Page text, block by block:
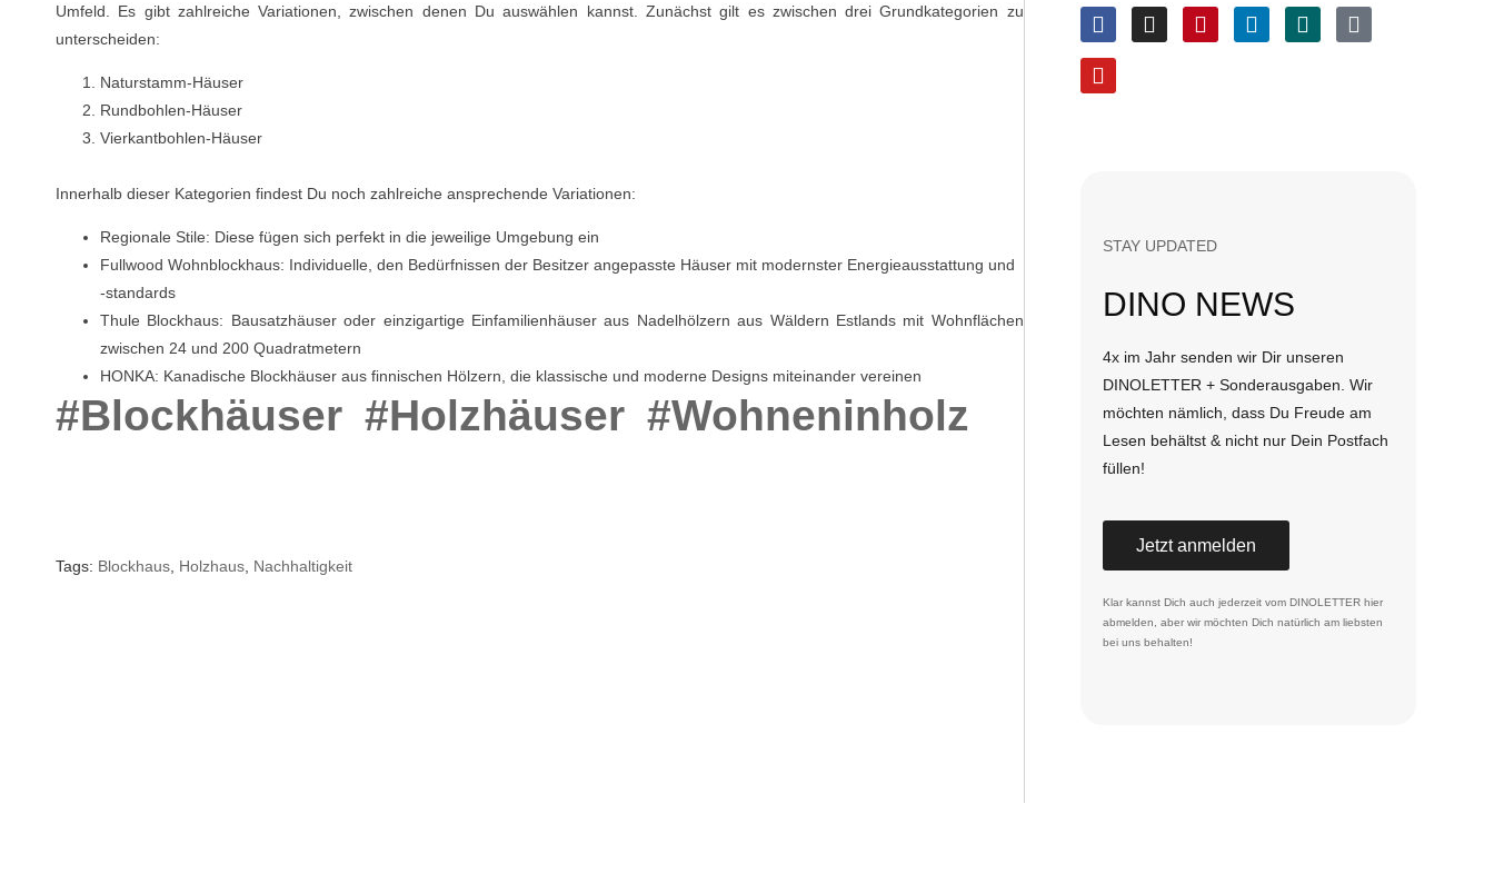
Umfeld. Es gibt zahlreiche Variationen, zwischen denen Du auswählen kannst. Zunächst gilt es zwischen drei Grundkategorien zu
unterscheiden:
Naturstamm-Häuser
Rundbohlen-Häuser
Vierkantbohlen-Häuser
Innerhalb dieser Kategorien findest Du noch zahlreiche ansprechende Variationen:
Regionale Stile: Diese fügen sich perfekt in die jeweilige Umgebung ein
Fullwood Wohnblockhaus: Individuelle, den Bedürfnissen der Besitzer angepasste Häuser mit modernster Energieausstattung und
-standards
Thule Blockhaus: Bausatzhäuser oder einzigartige Einfamilienhäuser aus Nadelhölzern aus Wäldern Estlands mit Wohnflächen
zwischen 24 und 200 Quadratmetern
HONKA: Kanadische Blockhäuser aus finnischen Hölzern, die klassische und moderne Designs miteinander vereinen
#Blockhäuser #Holzhäuser #Wohneninholz
Tags: Blockhaus, Holzhaus, Nachhaltigkeit
STAY UPDATED
DINO NEWS
4x im Jahr senden wir Dir unseren
DINOLETTER + Sonderausgaben. Wir
möchten nämlich, dass Du Freude am
Lesen behältst & nicht nur Dein Postfach
füllen!
Jetzt anmelden
Klar kannst Dich auch jederzeit vom DINOLETTER hier
abmelden , aber wir möchten Dich natürlich am liebsten
bei uns behalten!